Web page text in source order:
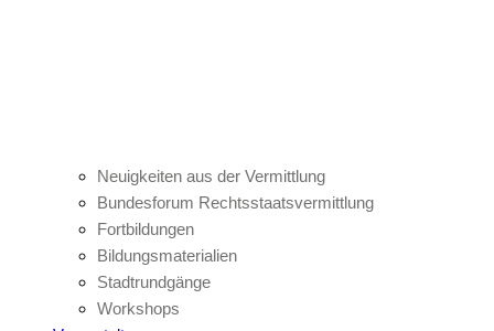
Neuigkeiten aus der Vermittlung
Bundesforum Rechtsstaatsvermittlung
Fortbildungen
Bildungsmaterialien
Stadtrundgänge
Workshops